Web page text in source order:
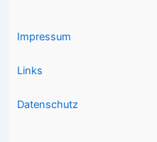
Impressum
Links
Datenschutz